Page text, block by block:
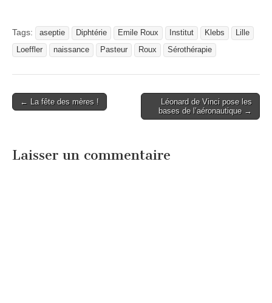
Tags: aseptie Diphtérie Emile Roux Institut Klebs
Lille
Loeffler
naissance Pasteur Roux Sérothérapie
Post
← La fête des mères !
Léonard de Vinci pose les
bases de l’aéronautique →
Laisser un commentaire